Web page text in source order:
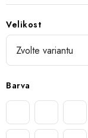
Velikost
Barva